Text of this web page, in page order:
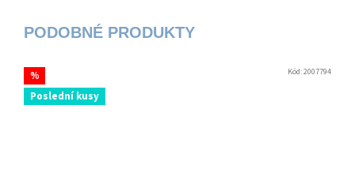
%
Poslední kusy
Kód:2007794